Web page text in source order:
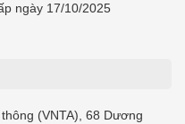
ngày 17/10/2025
(VNTA), 68 Dương